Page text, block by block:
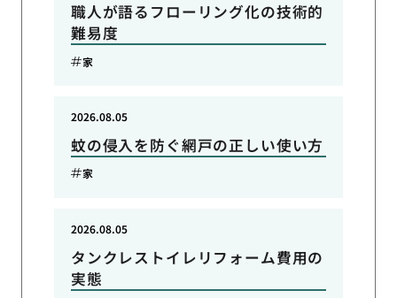
職人が語るフローリング化の技術的
難易度
家
蚊の侵入を防ぐ網戸の正しい使い方
2026.08.05
家
タンクレストイレリフォーム費用の
実態
2026.08.05